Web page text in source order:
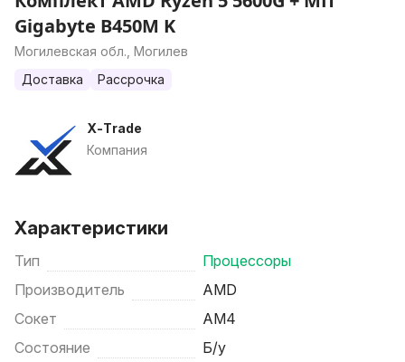
Gigabyte B450M K
Могилевская обл., Могилев
Доставка
Рассрочка
X-Trade
Компания
Характеристики
Тип
Процессоры
Производитель
AMD
Сокет
AM4
Состояние
Б/у